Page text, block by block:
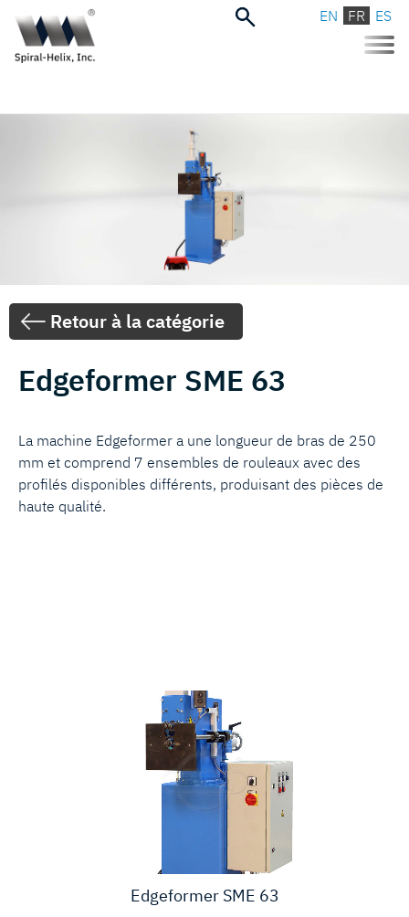
Toggle
EN FR ES
Retour à la catégorie
Edgeformer SME 63
La machine Edgeformer a une longueur de bras de 250
mm et comprend 7 ensembles de rouleaux avec des
profilés disponibles différents, produisant des pièces de
haute qualité.
Edgeformer SME 63